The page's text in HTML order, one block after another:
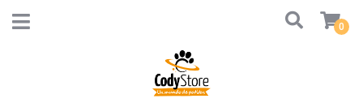
0